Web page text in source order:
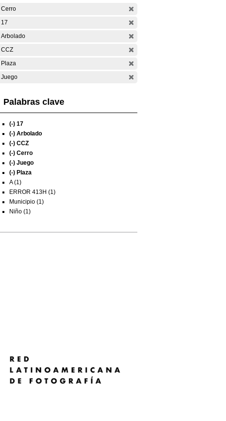
Cerro
17
Arbolado
CCZ
Plaza
Juego
Palabras clave
(-) 17
(-) Arbolado
(-) CCZ
(-) Cerro
(-) Juego
(-) Plaza
A (1)
ERROR 413H (1)
Municipio (1)
Niño (1)